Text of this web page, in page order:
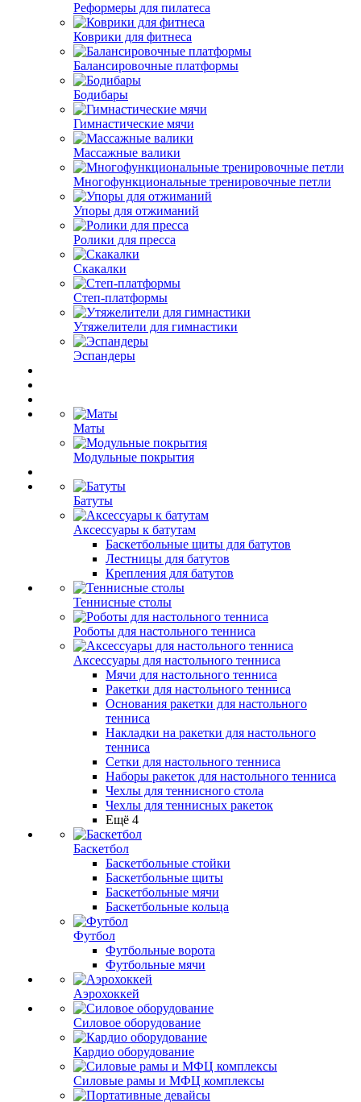
Реформеры для пилатеса
Коврики для фитнеса
Балансировочные платформы
Бодибары
Гимнастические мячи
Массажные валики
Многофункциональные тренировочные петли
Упоры для отжиманий
Ролики для пресса
Скакалки
Степ-платформы
Утяжелители для гимнастики
Эспандеры
Маты
Модульные покрытия
Батуты
Аксессуары к батутам
Баскетбольные щиты для батутов
Лестницы для батутов
Крепления для батутов
Теннисные столы
Роботы для настольного тенниса
Аксессуары для настольного тенниса
Мячи для настольного тенниса
Ракетки для настольного тенниса
Основания ракетки для настольного
тенниса
Накладки на ракетки для настольного
тенниса
Сетки для настольного тенниса
Наборы ракеток для настольного тенниса
Чехлы для теннисного стола
Чехлы для теннисных ракеток
Ещё 4
Баскетбол
Баскетбольные стойки
Баскетбольные щиты
Баскетбольные мячи
Баскетбольные кольца
Футбол
Футбольные ворота
Футбольные мячи
Аэрохоккей
Силовое оборудование
Кардио оборудование
Силовые рамы и МФЦ комплексы